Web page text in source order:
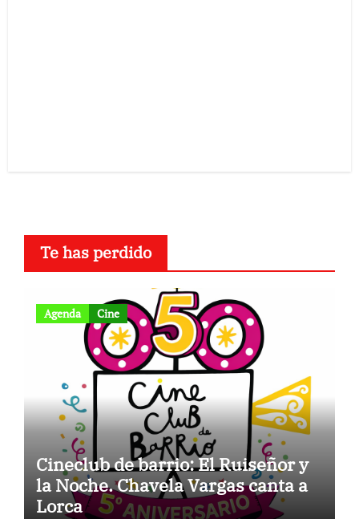
Te has perdido
Agenda Cine
Cineclub de barrio: El Ruiseñor y
la Noche. Chavela Vargas canta a
Lorca